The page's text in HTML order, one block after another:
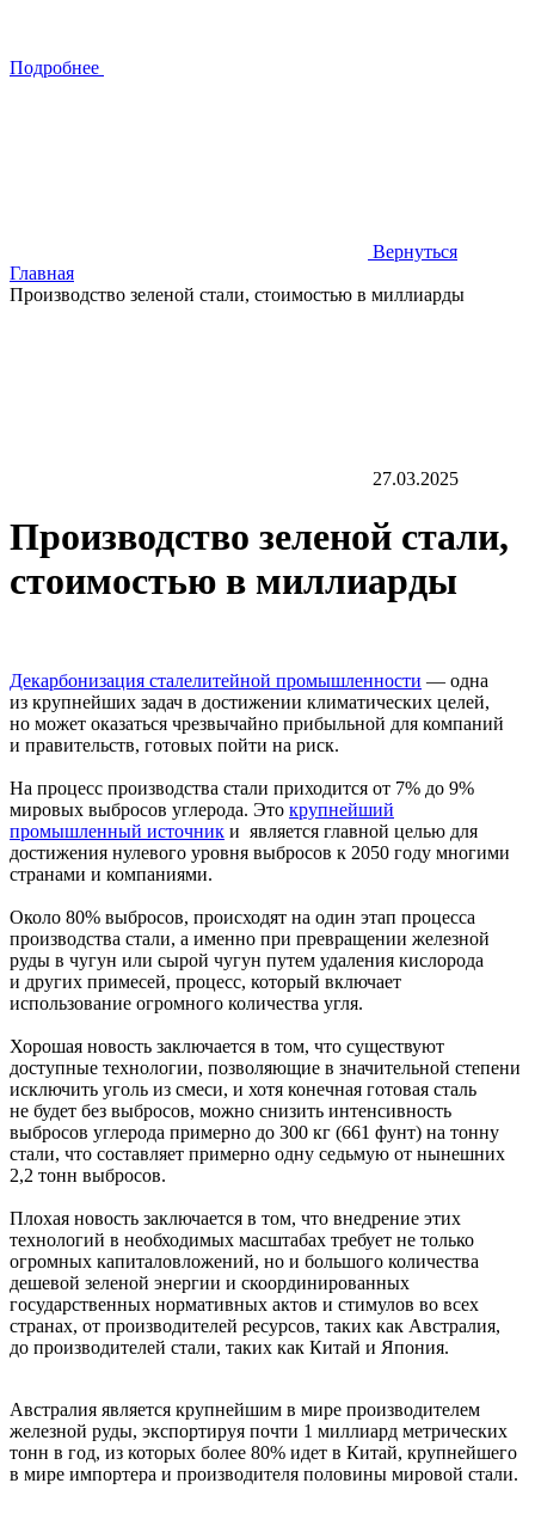
Подробнее
Вернуться
Главная
Производство зеленой стали, стоимостью в миллиарды
27.03.2025
Производство зеленой стали,
стоимостью в миллиарды
Декарбонизация сталелитейной промышленности — одна
из крупнейших задач в достижении климатических целей,
но может оказаться чрезвычайно прибыльной для компаний
и правительств, готовых пойти на риск.
На процесс производства стали приходится от 7% до 9%
мировых выбросов углерода. Это крупнейший
промышленный источник и является главной целью для
достижения нулевого уровня выбросов к 2050 году многими
странами и компаниями.
Около 80% выбросов, происходят на один этап процесса
производства стали, а именно при превращении железной
руды в чугун или сырой чугун путем удаления кислорода
и других примесей, процесс, который включает
использование огромного количества угля.
Хорошая новость заключается в том, что существуют
доступные технологии, позволяющие в значительной степени
исключить уголь из смеси, и хотя конечная готовая сталь
не будет без выбросов, можно снизить интенсивность
выбросов углерода примерно до 300 кг (661 фунт) на тонну
стали, что составляет примерно одну седьмую от нынешних
2,2 тонн выбросов.
Плохая новость заключается в том, что внедрение этих
технологий в необходимых масштабах требует не только
огромных капиталовложений, но и большого количества
дешевой зеленой энергии и скоординированных
государственных нормативных актов и стимулов во всех
странах, от производителей ресурсов, таких как Австралия,
до производителей стали, таких как Китай и Япония.
Австралия является крупнейшим в мире производителем
железной руды, экспортируя почти 1 миллиард метрических
тонн в год, из которых более 80% идет в Китай, крупнейшего
в мире импортера и производителя половины мировой стали.